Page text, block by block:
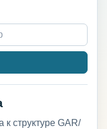
структуре GAR/